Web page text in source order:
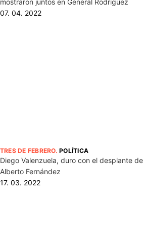
07. 04. 2022
TRES DE FEBRERO.POLÍTICA
Diego Valenzuela, duro con el desplante
Alberto Fernández
17. 03. 2022